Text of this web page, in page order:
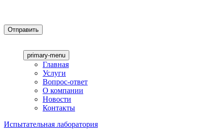
primary-menu
Главная
Услуги
Вопрос-ответ
О компании
Новости
Контакты
Испытательная лаборатория